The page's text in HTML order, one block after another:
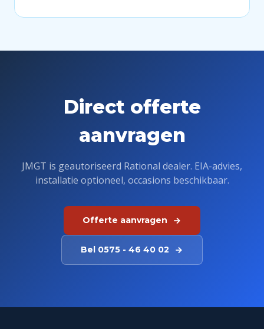
Direct offerte
aanvragen
JMGT is geautoriseerd Rational dealer. EIA-advies,
installatie optioneel, occasions beschikbaar.
Offerte aanvragen
Bel 0575 - 46 40 02